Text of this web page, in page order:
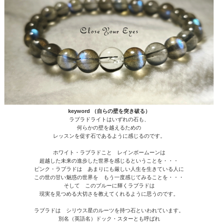
keyword （自らの壁を突き破る）
ラブラドライトはいずれの石も、
何らかの壁を越えるための
レッスンを促す石であるように感じるのです。
ホワイト・ラブラドこと レインボームーンは
超越した未来の進歩した世界を感じるということを・・・
ピンク・ラブラドは あまりにも厳しい人生を生きている人に
この世の甘い魅惑の世界を もう一度感じてみることを・・・
そして このブルーに輝くラブラドは
現実を見つめる大切さを教えてくれるように思うのです。
ラブラドは シリウス星のルーツを持つ石といわれています。
別名（英語名）ドック・スターとも呼ばれ